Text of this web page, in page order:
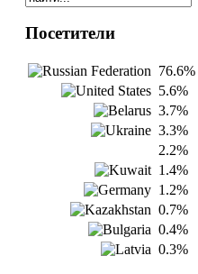
Посетители
76.6%
5.6%
3.7%
3.3%
2.2%
1.4%
1.2%
0.7%
0.4%
0.3%